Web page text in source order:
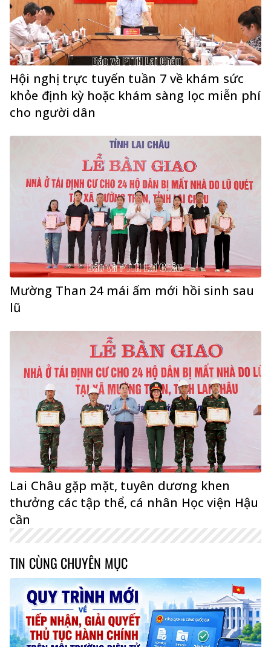
Hội nghị trực tuyến tuần 7 về khám sức
khỏe định kỳ hoặc khám sàng lọc miễn phí
cho người dân
Mường Than 24 mái ấm mới hồi sinh sau
lũ
Lai Châu gặp mặt, tuyên dương khen
thưởng các tập thể, cá nhân Học viện Hậu
cần
TIN CÙNG CHUYÊN MỤC